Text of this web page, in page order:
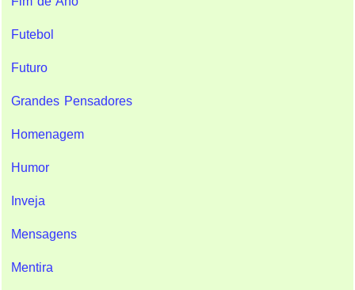
Futebol
Futuro
Grandes Pensadores
Homenagem
Humor
Inveja
Mensagens
Mentira